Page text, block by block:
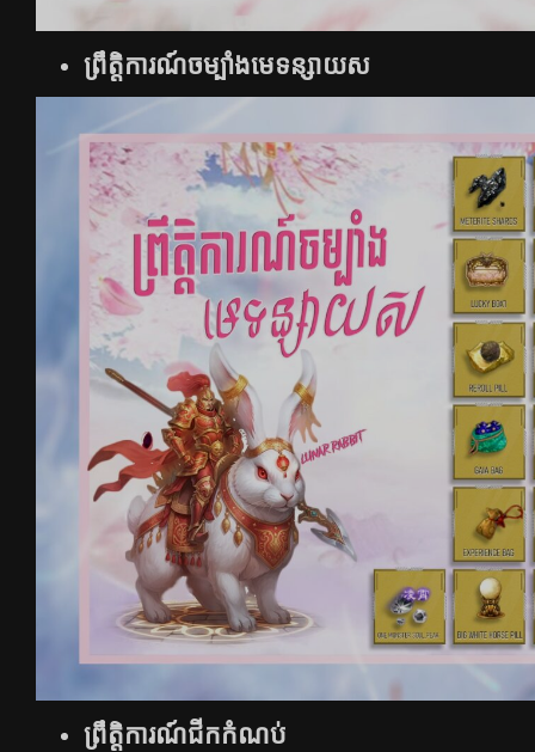
ព្រឹត្តិការណ៍ចម្បាំងមេទន្សាយស
ព្រឹត្ដិការណ៍ជីកកំណប់